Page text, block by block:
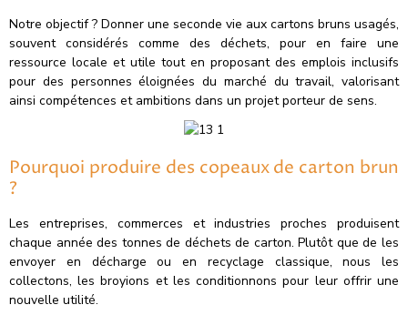
Notre objectif ? Donner une seconde vie aux cartons bruns usagés,
souvent considérés comme des déchets, pour en faire une
ressource locale et utile tout en proposant des emplois inclusifs
pour des personnes éloignées du marché du travail, valorisant
ainsi compétences et ambitions dans un projet porteur de sens.
Pourquoi produire des copeaux de carton brun
?
Les entreprises, commerces et industries proches produisent
chaque année des tonnes de déchets de carton. Plutôt que de les
envoyer en décharge ou en recyclage classique, nous les
collectons, les broyions et les conditionnons pour leur offrir une
nouvelle utilité.